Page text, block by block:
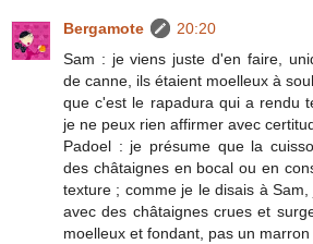
Bergamote
20:20
Sam : je viens juste d'en faire,
de canne, ils étaient moelleux à
que c'est le rapadura qui a rendu
je ne peux rien affirmer avec
Padoel : je présume que la
des châtaignes en bocal ou en
texture ; comme je le disais à
avec des châtaignes crues et
moelleux et fondant, pas un